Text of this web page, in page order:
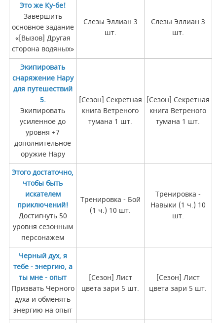
Это же Ку-бе!
Завершить
основное задание
«[Вызов] Другая
сторона водяных»
Слезы Эллиан 3
шт.
Слезы Эллиан 3
шт.
Экипировать
снаряжение Нару
для путешествий
5.
Экипировать
усиленное до
уровня +7
дополнительное
оружие Нару
[Сезон] Секретная
книга Ветреного
тумана 1 шт.
[Сезон] Секретная
книга Ветреного
тумана 1 шт.
Этого достаточно,
чтобы быть
искателем
приключений!
Достигнуть 50
уровня сезонным
персонажем
Тренировка - Бой
(1 ч.) 10 шт.
Тренировка -
Навыки (1 ч.) 10
шт.
Черный дух, я
тебе - энергию, а
ты мне - опыт
Призвать Черного
духа и обменять
энергию на опыт
[Сезон] Лист
цвета зари 5 шт.
[Сезон] Лист
цвета зари 5 шт.